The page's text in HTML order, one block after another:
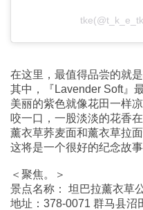
在这里，最值得品尝的就是
其中，『Lavender Soft』
美丽的紫色就像花田一样凉
咬一口，一股淡淡的花香
薰衣草荞麦面和薰衣草拉面
这将是一个很好的纪念故事
＜聚焦。＞
景点名称： 坦巴拉薰衣草
地址：378-0071 群马县沼